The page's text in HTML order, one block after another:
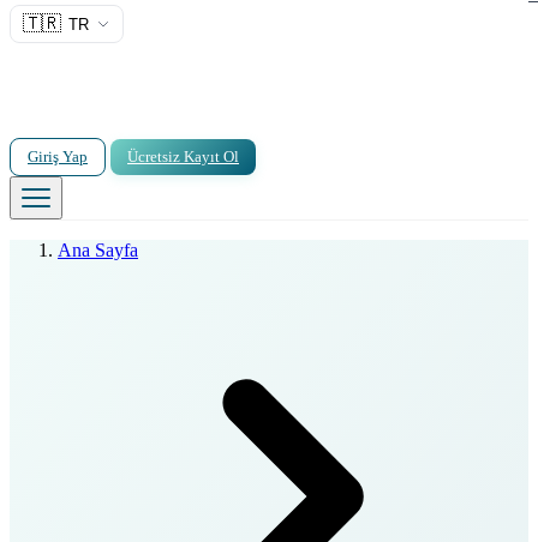
🇹🇷 TR
Giriş Yap Ücretsiz Kayıt Ol
Ana Sayfa